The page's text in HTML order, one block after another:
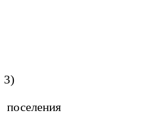
3)
Главе
поселения